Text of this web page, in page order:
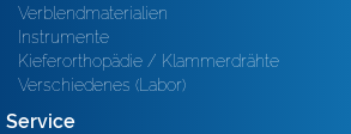
Verblendmaterialien
Instrumente
Kieferorthopädie / Klammerdrähte
Verschiedenes (Labor)
Service